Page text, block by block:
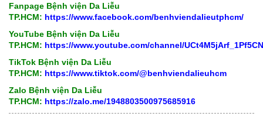
Fanpage Bệnh viện Da Liễu
TP.HCM: https://www.facebook.com/benhviendalieutphcm/
YouTube Bệnh viện Da Liễu
TP.HCM: https://www.youtube.com/channel/
TikTok Bệnh viện Da Liễu
TP.HCM: https://www.tiktok.com/@benhviendalieuhcm
Zalo Bệnh viện Da Liễu
TP.HCM: https://zalo.me/1948803500975685916